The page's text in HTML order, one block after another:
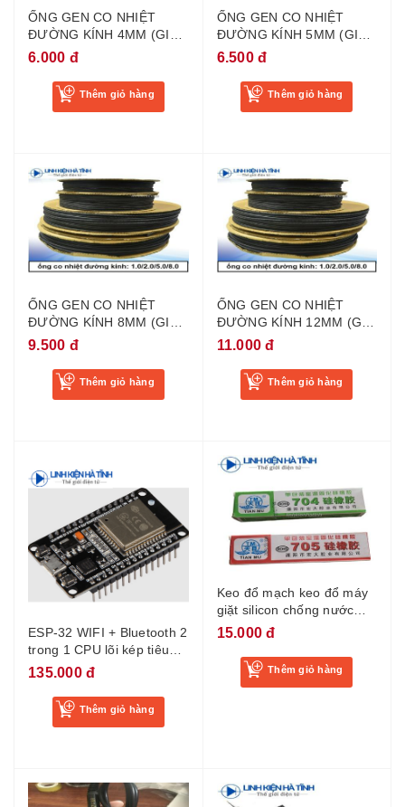
ỐNG GEN CO NHIỆT
ĐƯỜNG KÍNH 4MM (GIÁ
1 MÉT)
6.000 đ
Thêm giỏ hàng
ỐNG GEN CO NHIỆT
ĐƯỜNG KÍNH 5MM (GIÁ
1 MÉT)
6.500 đ
Thêm giỏ hàng
ỐNG GEN CO NHIỆT
ĐƯỜNG KÍNH 8MM (GIÁ
1 MÉT)
9.500 đ
Thêm giỏ hàng
ỐNG GEN CO NHIỆT
ĐƯỜNG KÍNH 12MM (GIÁ
1 MÉT)
11.000 đ
Thêm giỏ hàng
ESP-32 WIFI + Bluetooth 2
trong 1 CPU lõi kép tiêu
thụ điện năng thấp ESP32
135.000 đ
Thêm giỏ hàng
Keo đổ mạch keo đổ máy
giặt silicon chống nước
keo đổ mạch chống nước
15.000 đ
Thêm giỏ hàng